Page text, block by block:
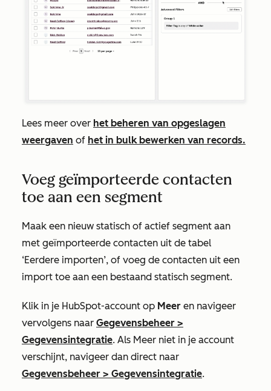
Lees meer over het beheren van opgeslagen
weergaven of het in bulk bewerken van records.
Voeg geïmporteerde contacten
toe aan een segment
Maak een nieuw statisch of actief segment aan
met geïmporteerde contacten uit de tabel
‘Eerdere importen’, of voeg de contacten uit een
import toe aan een bestaand statisch segment.
Klik in je HubSpot-account op Meer en navigeer
vervolgens naar Gegevensbeheer >
Gegevensintegratie. Als Meer niet in je account
verschijnt, navigeer dan direct naar
Gegevensbeheer > Gegevensintegratie.